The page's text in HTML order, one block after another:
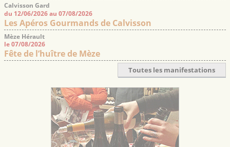
Calvisson Gard
du 12/06/2026 au 07/08/2026
Les Apéros Gourmands de Calvisson
Mèze Hérault
le 07/08/2026
Fête de l’huître de Mèze
Toutes les manifestations